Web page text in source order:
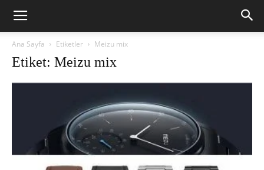
Ana Sayfa Etiketler Meizu mix
Etiket: Meizu mix